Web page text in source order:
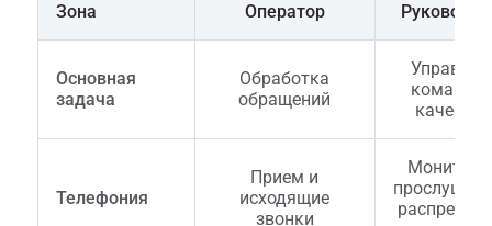
Зона Оператор
Основная
задача
Обработка
обращений
Телефония
Прием и
исходящие
звонки